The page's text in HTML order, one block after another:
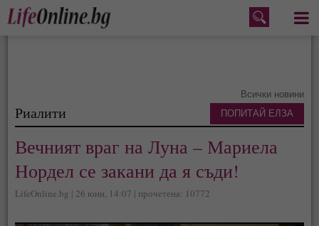
Меню
Всички новини
Риалити
Вечният враг на Луна – Мариела
Нордел се закани да я съди!
LifeOnline.bg | 26 юни, 14:07 | прочетена: 10772
ПОПИТАЙ ЕЛЗА